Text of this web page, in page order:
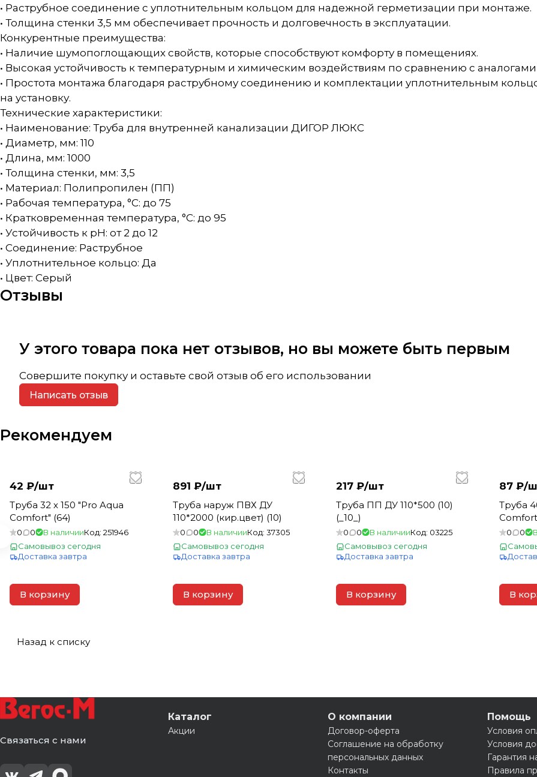
• Раструбное соединение с уплотнительным кольцом для надежной герметизации при монтаже.
• Толщина стенки 3,5 мм обеспечивает прочность и долговечность в эксплуатации.
Конкурентные преимущества:
• Наличие шумопоглощающих свойств, которые способствуют комфорту в помещениях.
• Высокая устойчивость к температурным и химическим воздействиям по сравнению с
• Простота монтажа благодаря раструбному соединению и комплектации уплотнительным
на установку.
Технические характеристики:
• Наименование: Труба для внутренней канализации ДИГОР ЛЮКС
• Диаметр, мм: 110
• Длина, мм: 1000
• Толщина стенки, мм: 3,5
• Материал: Полипропилен (ПП)
• Рабочая температура, °C: до 75
• Кратковременная температура, °C: до 95
• Устойчивость к pH: от 2 до 12
• Соединение: Раструбное
• Уплотнительное кольцо: Да
• Цвет: Серый
Отзывы
У этого товара пока нет отзывов, но вы можете быть первым
Совершите покупку и оставьте свой отзыв об его использовании
Написать отзыв
Рекомендуем
42 ₽/шт
Труба 32 х 150 "Pro Aqua
Comfort" (64)
0 0 В наличииКод: 251946
Самовывоз сегодня
Доставка завтра
В корзину
891 ₽/шт
Труба наруж ПВХ ДУ
110*2000 (кир.цвет) (10)
0 0 В наличииКод: 37305
Самовывоз сегодня
Доставка завтра
В корзину
217 ₽/шт
Труба ПП ДУ 110*500 (10)
(_10_)
0 0 В наличииКод: 03225
Самовывоз сегодня
Доставка завтра
В корзину
87 ₽/
Труба 40 х
0 0
В
Назад к списку
Связаться с нами
Каталог
Акции
О компании
Договор-оферта
Соглашение на обработку
персональных данных
Контакты
Помощь
Условия
Условия
Гарантия
Правила